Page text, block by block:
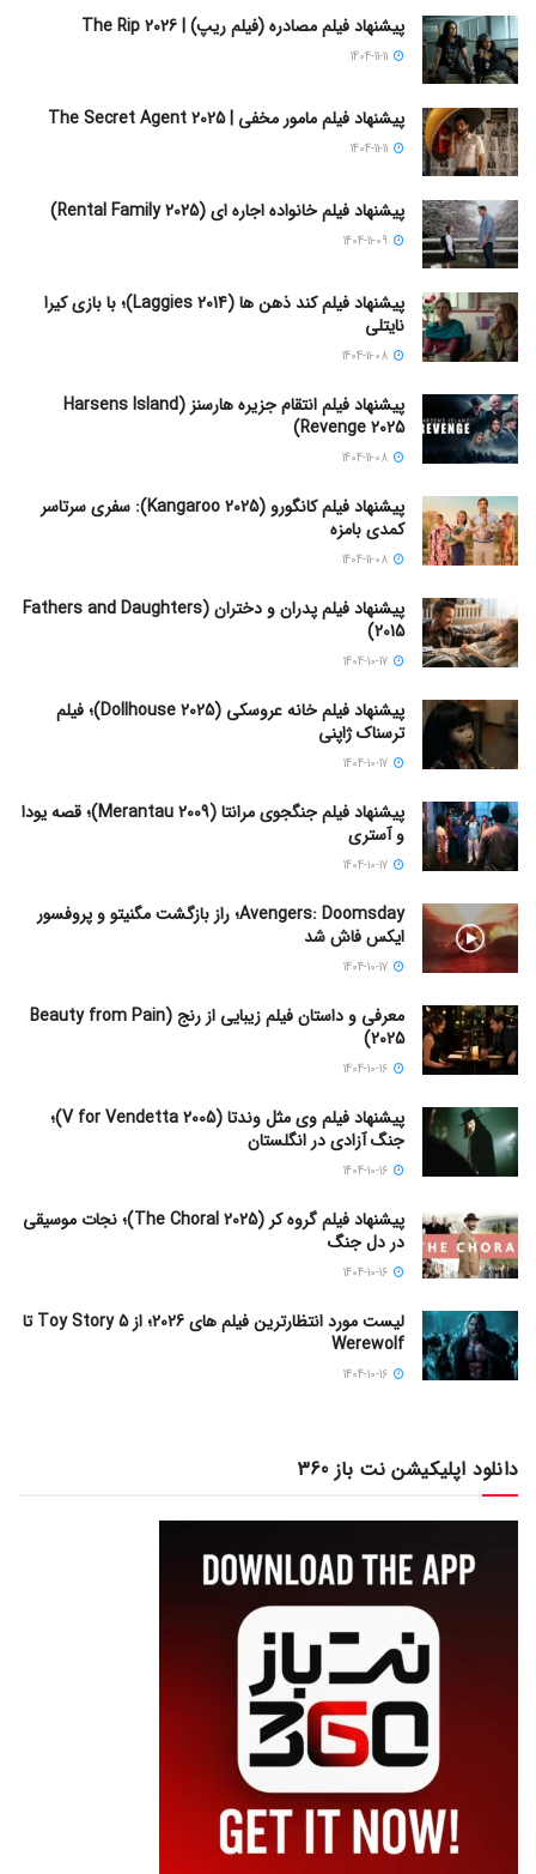
پیشنهاد فیلم مصادره (فیلم ریپ) | The Rip 2026
پیشنهاد فیلم مامور مخفی | The Secret Agent 2025
پیشنهاد فیلم خانواده اجاره‌ ای (Rental Family 2025)
پیشنهاد فیلم کند ذهن ها (Laggies 2014)؛ با بازی کیرا
نایتلی
پیشنهاد فیلم انتقام جزیره هارسنز (Harsens Island
Revenge 2025)
پیشنهاد فیلم کانگورو (Kangaroo 2025): سفری سرتاسر
کمدی بامزه
پیشنهاد فیلم پدران و دختران (Fathers and Daughters
2015)
پیشنهاد فیلم خانه عروسکی (Dollhouse 2025)؛ فیلم
ترسناک ژاپنی
پیشنهاد فیلم جنگجوی مرانتا (Merantau 2009)؛ قصه یودا
و آستری
Avengers: Doomsday؛ راز بازگشت مگنیتو و پروفسور
ایکس فاش شد
معرفی و داستان فیلم زیبایی از رنج (Beauty from Pain
2025)
پیشنهاد فیلم وی مثل وندتا (V for Vendetta 2005)؛
جنگ آزادی در انگلستان
پیشنهاد فیلم گروه کر (The Choral 2025)؛ نجات موسیقی
در دل جنگ
لیست مورد انتظارترین فیلم های 2026؛ از Toy Story 5 تا
Werewolf
دانلود اپلیکیشن نت باز 360